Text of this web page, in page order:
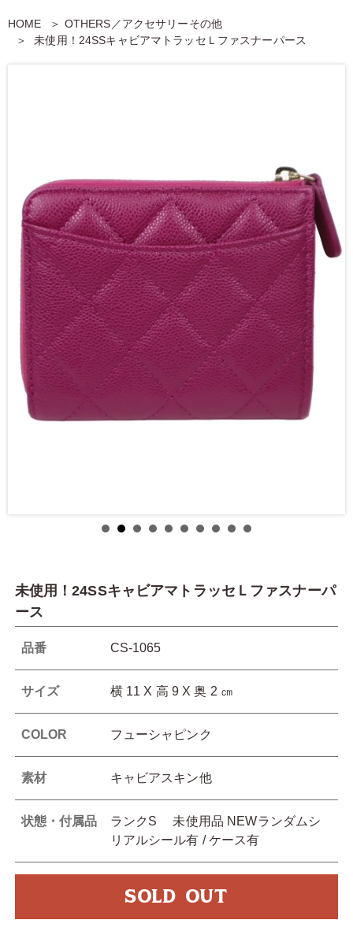
HOME
OTHERS／アクセサリーその他
未使用！24SSキャビアマトラッセＬファスナーパース
未使用！24SSキャビアマトラッセＬファスナーパ
ース
品番 CS-1065
サイズ 横 11 X 高 9 X 奥 2 ㎝
COLOR フューシャピンク
素材 キャビアスキン他
状態・付属品
ランクS 未使用品 NEWランダムシ
リアルシール有 / ケース有
SOLD OUT